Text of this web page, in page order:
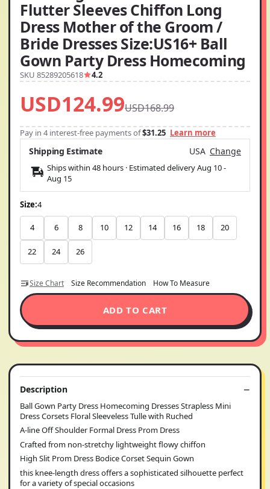
Flutter Sleeves Chiffon Long
Dress Mother of the Groom /
Bride Dresses Size:US16+ Ball
Gown Party Dress Homecoming
SKU 85289205618 4.2
USD124.99USD168.99
Pay in 4 interest-free payments of$31.25 Learn more
Shipping Estimate USA Change
Ships within 48 hours · Estimated deliveryAug 10-
Aug 15
Size:4
4 6 8 10 12 14 16 18 20
22 24 26
Size Chart Size Recommendation How To Measure
ADD TO CART
Description
Ball Gown Party Dress Homecoming Dresses Strapless Mini
Dress Corsets Floral Sleeveless Tulle with Ruched
A-line Off Shoulder Formal Dress Prom Dress
Crafted from non-stretchy lightweight flowy chiffon
High Slit Prom Dress Bodice Corset Sequin Gown
this knee-length dress offers a sophisticated silhouette perfect
for a variety of special occasions